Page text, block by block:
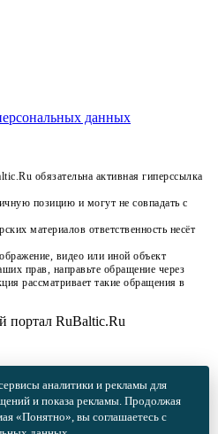
данных
обязательна активная гиперссылка
позицию и могут не совпадать с
материалов ответственность несёт
видео или иной объект
прав, направьте обращение через
рассматривает такие обращения в
портал RuBaltic.Ru
аналитики и рекламы для
и показа рекламы. Продолжая
«Понятно», вы соглашаетесь с